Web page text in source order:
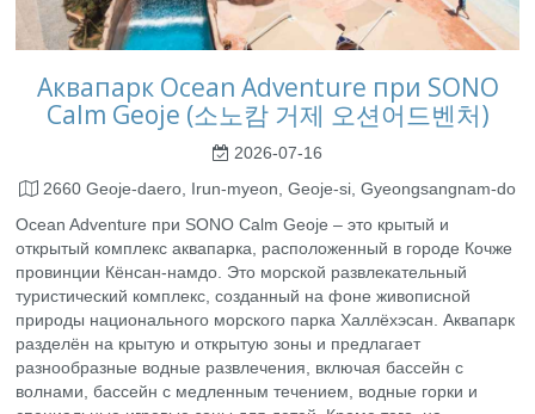
Аквапарк Ocean Adventure при SONO
Calm Geoje (소노캄 거제 오션어드벤처)
2026-07-16
2660 Geoje-daero, Irun-myeon, Geoje-si, Gyeongsangnam-do
Ocean Adventure при SONO Calm Geoje – это крытый и
открытый комплекс аквапарка, расположенный в городе Кочже
провинции Кёнсан-намдо. Это морской развлекательный
туристический комплекс, созданный на фоне живописной
природы национального морского парка Халлёхэсан. Аквапарк
разделён на крытую и открытую зоны и предлагает
разнообразные водные развлечения, включая бассейн с
волнами, бассейн с медленным течением, водные горки и